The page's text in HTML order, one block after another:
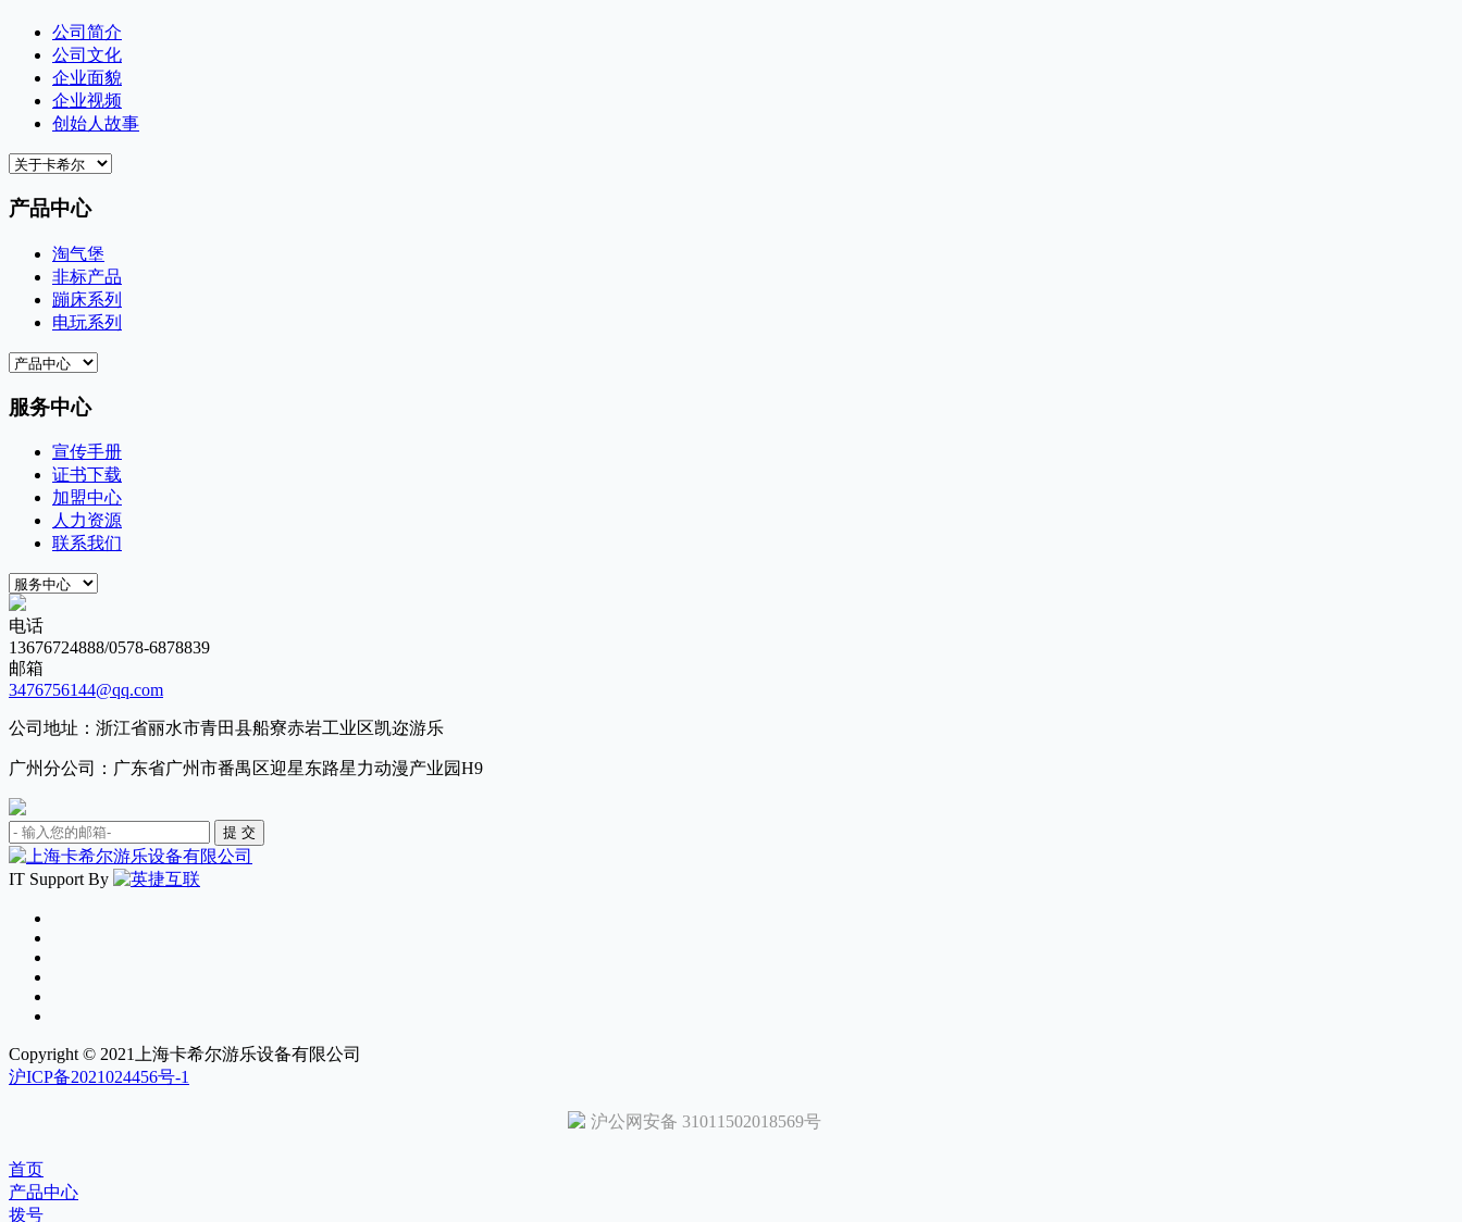
公司简介
公司文化
企业面貌
企业视频
创始人故事
产品中心
淘气堡
非标产品
蹦床系列
电玩系列
服务中心
宣传手册
证书下载
加盟中心
人力资源
联系我们
电话
13676724888/0578-6878839
邮箱
3476756144@qq.com
公司地址：浙江省丽水市青田县船寮赤岩工业区凯迩游乐
广州分公司：广东省广州市番禺区迎星东路星力动漫产业园H9
IT Support By
Copyright © 2021上海卡希尔游乐设备有限公司
沪ICP备2021024456号-1
沪公网安备 31011502018569号
首页
产品中心
拨号